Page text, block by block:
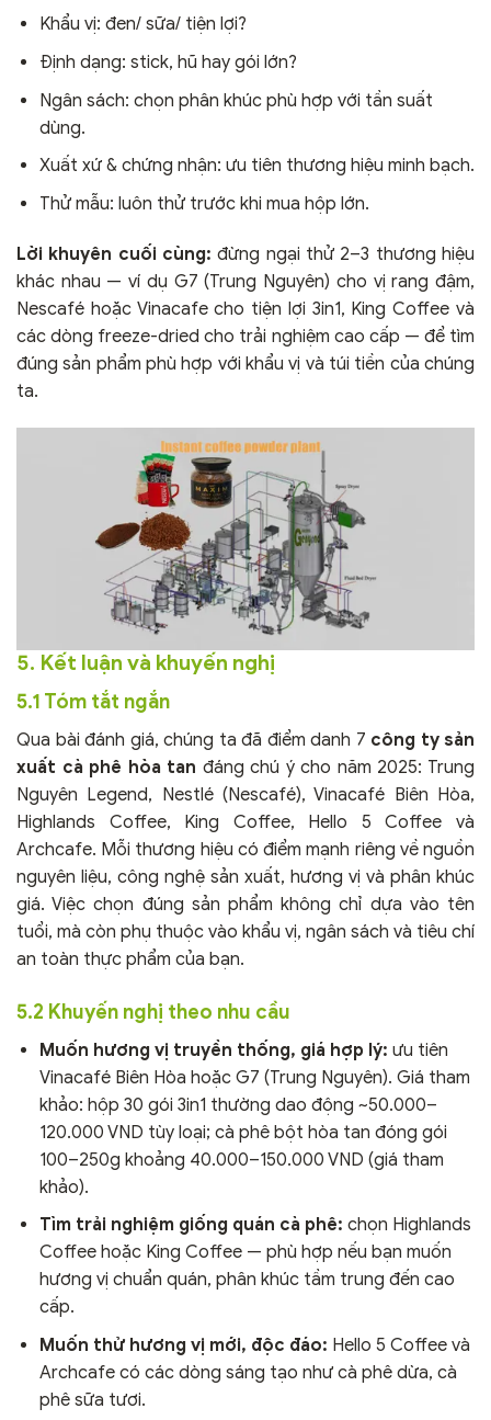
Khẩu vị: đen/ sữa/ tiện lợi?
Định dạng: stick, hũ hay gói lớn?
Ngân sách: chọn phân khúc phù hợp với tần suất
dùng.
Xuất xứ & chứng nhận: ưu tiên thương hiệu minh bạch.
Thử mẫu: luôn thử trước khi mua hộp lớn.
Lời khuyên cuối cùng: đừng ngại thử 2–3 thương hiệu
khác nhau — ví dụ G7 (Trung Nguyên) cho vị rang đậm,
Nescafé hoặc Vinacafe cho tiện lợi 3in1, King Coffee và
các dòng freeze-dried cho trải nghiệm cao cấp — để tìm
đúng sản phẩm phù hợp với khẩu vị và túi tiền của chúng
ta.
5. Kết luận và khuyến nghị
5.1 Tóm tắt ngắn
Qua bài đánh giá, chúng ta đã điểm danh 7 công ty sản
xuất cà phê hòa tan đáng chú ý cho năm 2025: Trung
Nguyên Legend, Nestlé (Nescafé), Vinacafé Biên Hòa,
Highlands Coffee, King Coffee, Hello 5 Coffee và
Archcafe. Mỗi thương hiệu có điểm mạnh riêng về nguồn
nguyên liệu, công nghệ sản xuất, hương vị và phân khúc
giá. Việc chọn đúng sản phẩm không chỉ dựa vào tên
tuổi, mà còn phụ thuộc vào khẩu vị, ngân sách và tiêu chí
an toàn thực phẩm của bạn.
5.2 Khuyến nghị theo nhu cầu
Muốn hương vị truyền thống, giá hợp lý: ưu tiên
Vinacafé Biên Hòa hoặc G7 (Trung Nguyên). Giá tham
khảo: hộp 30 gói 3in1 thường dao động ~50.000–
120.000 VND tùy loại; cà phê bột hòa tan đóng gói
100–250g khoảng 40.000–150.000 VND (giá tham
khảo).
Tìm trải nghiệm giống quán cà phê: chọn Highlands
Coffee hoặc King Coffee — phù hợp nếu bạn muốn
hương vị chuẩn quán, phân khúc tầm trung đến cao
cấp.
Muốn thử hương vị mới, độc đáo: Hello 5 Coffee và
Archcafe có các dòng sáng tạo như cà phê dừa, cà
phê sữa tươi.